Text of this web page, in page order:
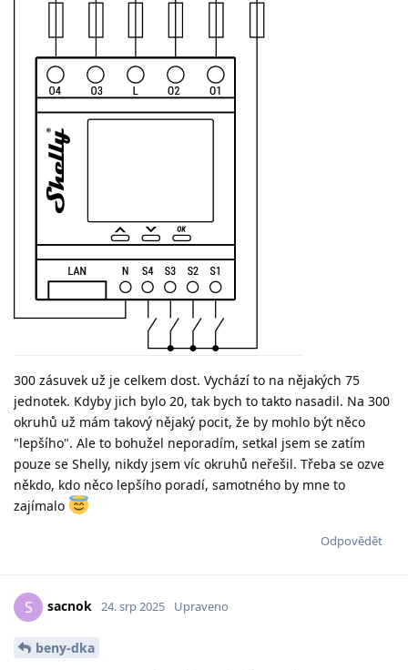
300 zásuvek už je celkem dost. Vychází to na nějakých 75
jednotek. Kdyby jich bylo 20, tak bych to takto nasadil. Na 300
okruhů už mám takový nějaký pocit, že by mohlo být něco
"lepšího". Ale to bohužel neporadím, setkal jsem se zatím
pouze se Shelly, nikdy jsem víc okruhů neřešil. Třeba se ozve
někdo, kdo něco lepšího poradí, samotného by mne to
zajímalo
Odpovědět
S sacnok 24. srp 2025 Upraveno
beny-dka